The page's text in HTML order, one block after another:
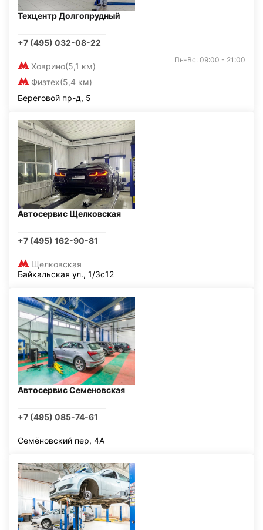
Техцентр Долгопрудный
+7 (495) 032-08-22
Ховрино(5,1 км)
Физтех(5,4 км)
Пн-Вс: 09:00 - 21:00
Береговой пр-д, 5
Автосервис Щелковская
+7 (495) 162-90-81
Щелковская
Байкальская ул., 1/3с12
Автосервис Семеновская
+7 (495) 085-74-61
Семёновский пер, 4А